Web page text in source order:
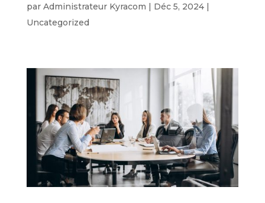
par Administrateur Kyracom | Déc 5, 2024|
Uncategorized